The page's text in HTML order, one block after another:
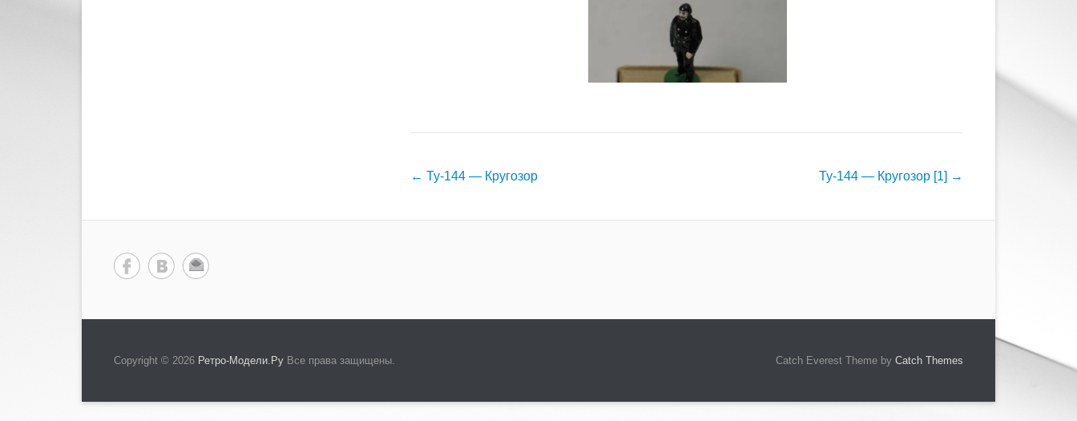
Навигация
записям
← Ту-144 — Кругозор Ту-144 — Кругозор [1] →
Copyright © 2026 Ретро-Модели.Ру Все права защищены. Catch Everest Theme by Catch Themes